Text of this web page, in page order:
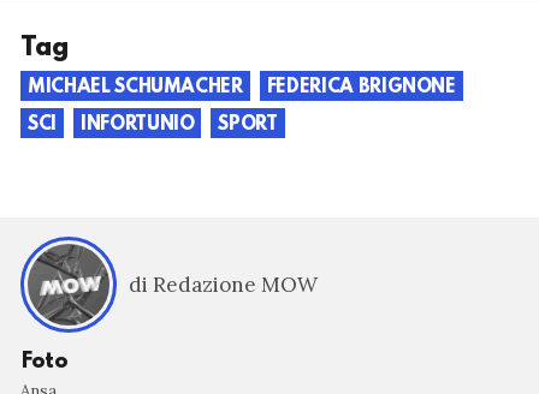
Tag
MICHAEL SCHUMACHER
FEDERICA BRIGNONE
SCI
INFORTUNIO SPORT
di Redazione MOW
Foto